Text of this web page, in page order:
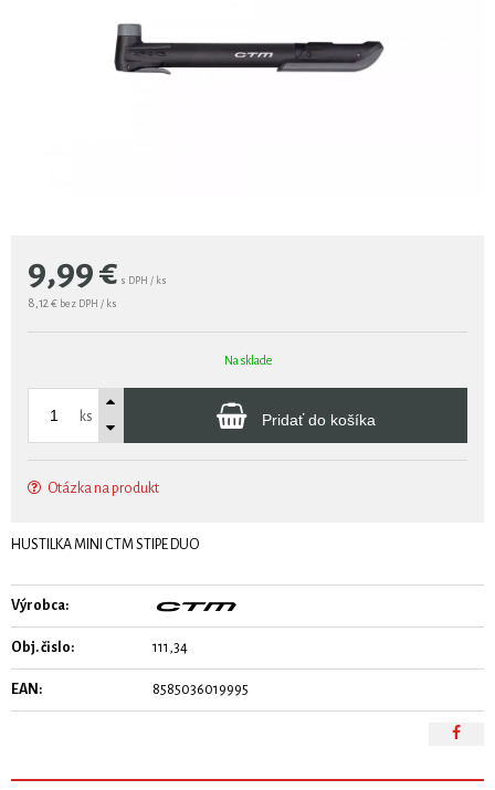
9,99€ s DPH / ks
8,12 € bez DPH / ks
Na sklade
ks Pridať do košíka
Otázka na produkt
HUSTILKA MINI CTM STIPE DUO
Výrobca:
Obj. čislo: 111,34
EAN: 8585036019995